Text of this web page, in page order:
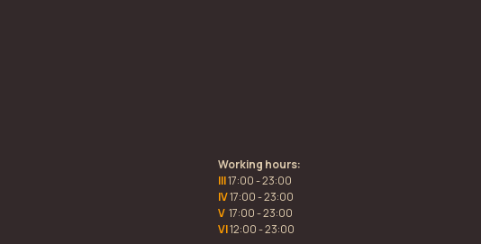
Working hours:
III17:00 - 23:00
IV17:00 - 23:00
V 17:00 - 23:00
VI12:00 - 23:00